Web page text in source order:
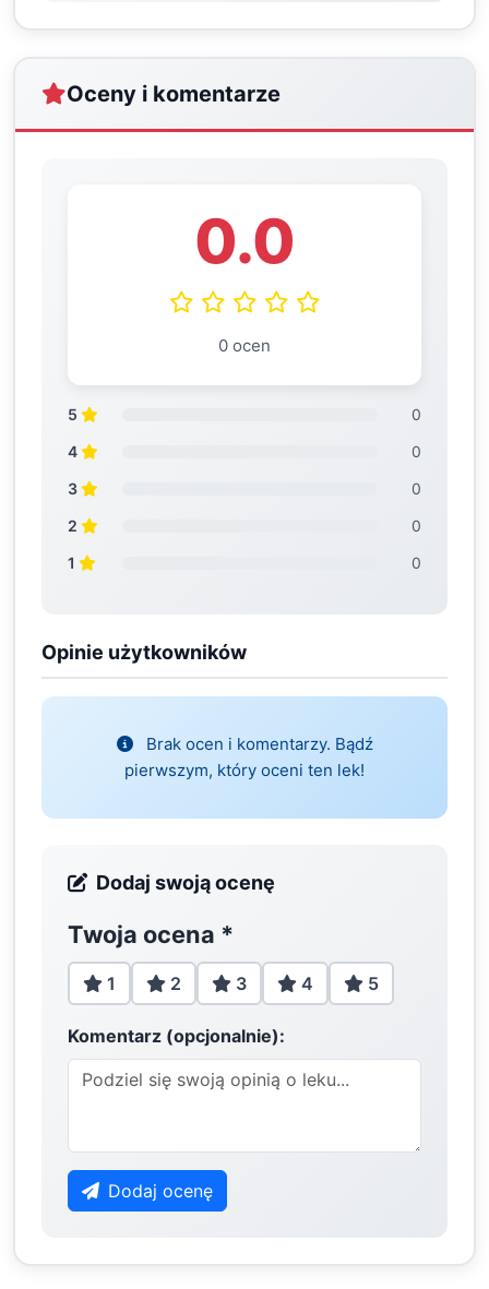
Oceny i komentarze
0.0
0 ocen
5
0
4
0
3
0
2
0
1
0
Opinie użytkowników
Brak ocen i komentarzy. Bądź
pierwszym, który oceni ten lek!
Dodaj swoją ocenę
Twoja ocena *
1 2 3 4 5
Komentarz (opcjonalnie):
Dodaj ocenę